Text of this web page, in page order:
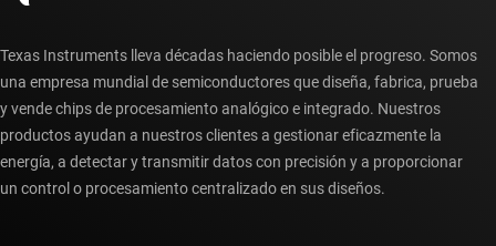
Texas Instruments lleva décadas haciendo posible el progreso. Somos
una empresa mundial de semiconductores que diseña, fabrica, prueba
y vende chips de procesamiento analógico e integrado. Nuestros
productos ayudan a nuestros clientes a gestionar eficazmente la
energía, a detectar y transmitir datos con precisión y a proporcionar
un control o procesamiento centralizado en sus diseños.